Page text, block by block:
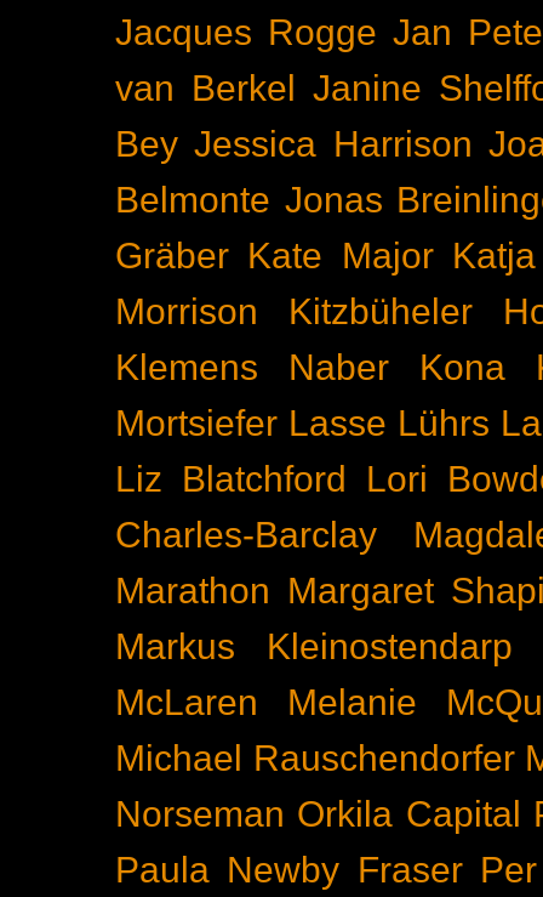
Jacques Rogge Jan
van Berkel
Janine
Bey Jessica Harrison
Belmonte Jonas
Gräber Kate Major
Morrison
Kitzbüheler
Klemens Naber
Kona
Mortsiefer Lasse Lührs
Liz Blatchford
Lori
Charles-Barclay
Marathon Margaret
Markus Kleinostendarp
McLaren
Melanie
Michael Rauschendorfer
Norseman Orkila Capital
Paula Newby Fraser